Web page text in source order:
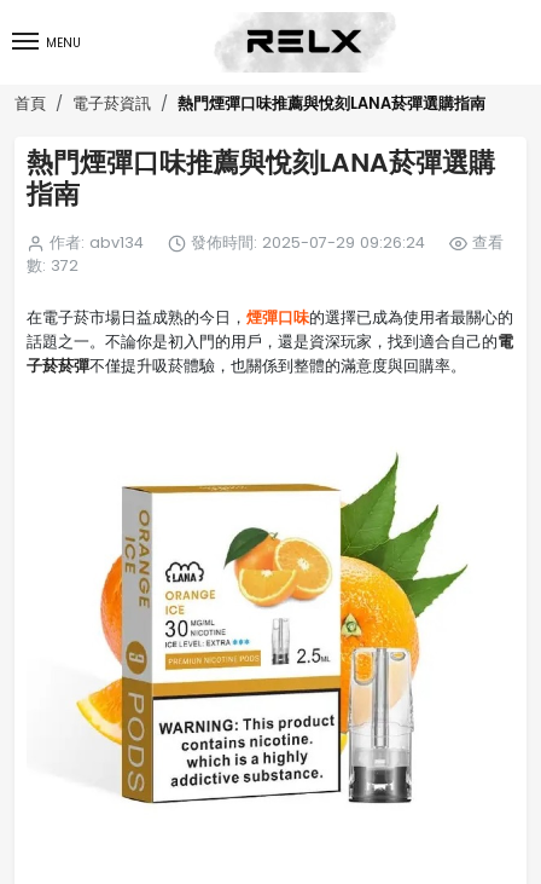
MENU
首頁 電子菸資訊 熱門煙彈口味推薦與悅刻LANA菸彈選購指南
熱門煙彈口味推薦與悅刻LANA菸彈選購
指南
作者: abv134 發佈時間: 2025-07-29 09:26:24
查看
數: 372
在電子菸市場日益成熟的今日， 煙彈口味的選擇已成為使用者最關心的
話題之一。不論你是初入門的用戶，還是資深玩家，找到適合自己的電
子菸菸彈不僅提升吸菸體驗，也關係到整體的滿意度與回購率。